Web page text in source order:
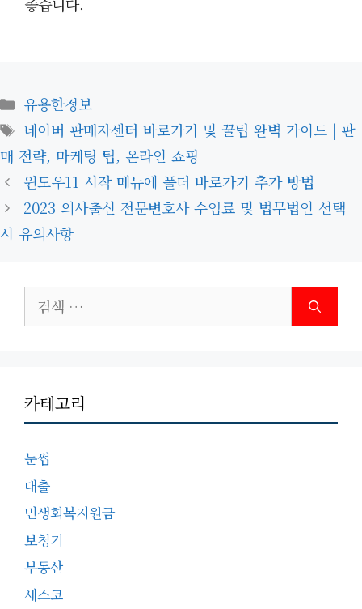
카
테
고
리
유용한정보
태
그
네이버 판매자센터 바로가기 및 꿀팁 완벽 가이드 | 판
매 전략, 마케팅 팁, 온라인 쇼핑
윈도우11 시작 메뉴에 폴더 바로가기 추가 방법
2023 의사출신 전문변호사 수임료 및 법무법인 선택
시 유의사항
색:
카테고리
눈썹
대출
민생회복지원금
보청기
부동산
세스코